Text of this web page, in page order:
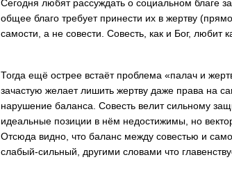
Сегодня любят рассуждать о социальном благе
общее благо требует принести их в жертву
самости, а не совести. Совесть, как и Бог, любит
Тогда ещё острее встаёт проблема «палач и
зачастую желает лишить жертву даже права на
нарушение баланса. Совесть велит сильному
идеальные позиции в нём недостижимы, но
Отсюда видно, что баланс между совестью и
слабый-сильный, другими словами что